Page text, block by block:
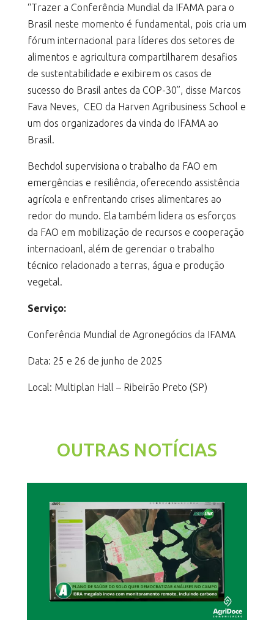
“Trazer a Conferência Mundial da IFAMA para o
Brasil neste momento é fundamental, pois cria um
fórum internacional para líderes dos setores de
alimentos e agricultura compartilharem desafios
de sustentabilidade e exibirem os casos de
sucesso do Brasil antes da COP-30”, disse Marcos
Fava Neves, CEO da Harven Agribusiness School e
um dos organizadores da vinda do IFAMA ao
Brasil.
Bechdol supervisiona o trabalho da FAO em
emergências e resiliência, oferecendo assistência
agrícola e enfrentando crises alimentares ao
redor do mundo. Ela também lidera os esforços
da FAO em mobilização de recursos e cooperação
internacioanl, além de gerenciar o trabalho
técnico relacionado a terras, água e produção
vegetal.
Serviço:
Conferência Mundial de Agronegócios da IFAMA
Data: 25 e 26 de junho de 2025
Local: Multiplan Hall – Ribeirão Preto (SP)
OUTRAS NOTÍCIAS